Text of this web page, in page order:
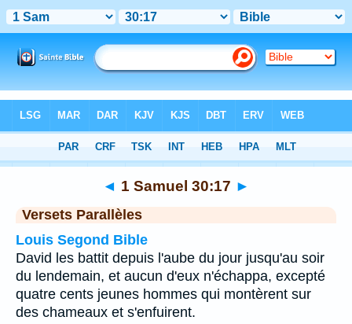
Chapitre 30 > Verset 17
◄ 1 Samuel 30:17 ►
Versets Parallèles
Louis Segond Bible
David les battit depuis l'aube du jour jusqu'au soir
du lendemain, et aucun d'eux n'échappa, excepté
quatre cents jeunes hommes qui montèrent sur
des chameaux et s'enfuirent.